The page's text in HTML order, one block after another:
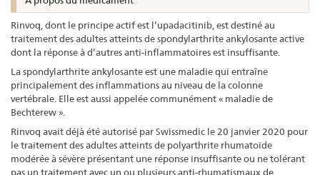
Rinvoq, dont le principe actif est l’upadacitinib, est destiné au
traitement des adultes atteints de spondylarthrite ankylosante active
dont la réponse à d’autres anti-inflammatoires est insuffisante.
La spondylarthrite ankylosante est une maladie qui entraîne
principalement des inflammations au niveau de la colonne
vertébrale. Elle est aussi appelée communément « maladie de
Bechterew ».
Rinvoq avait déjà été autorisé par Swissmedic le 20 janvier 2020 pour
le traitement des adultes atteints de polyarthrite rhumatoïde
modérée à sévère présentant une réponse insuffisante ou ne tolérant
pas un traitement avec un ou plusieurs anti-rhumatismaux de